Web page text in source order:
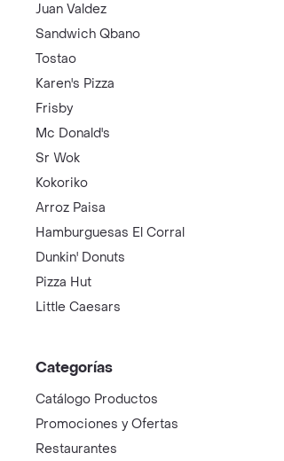
Juan Valdez
Sandwich Qbano
Tostao
Karen's Pizza
Frisby
Mc Donald's
Sr Wok
Kokoriko
Arroz Paisa
Hamburguesas El Corral
Dunkin' Donuts
Pizza Hut
Little Caesars
Categorías
Catálogo Productos
Promociones y Ofertas
Restaurantes